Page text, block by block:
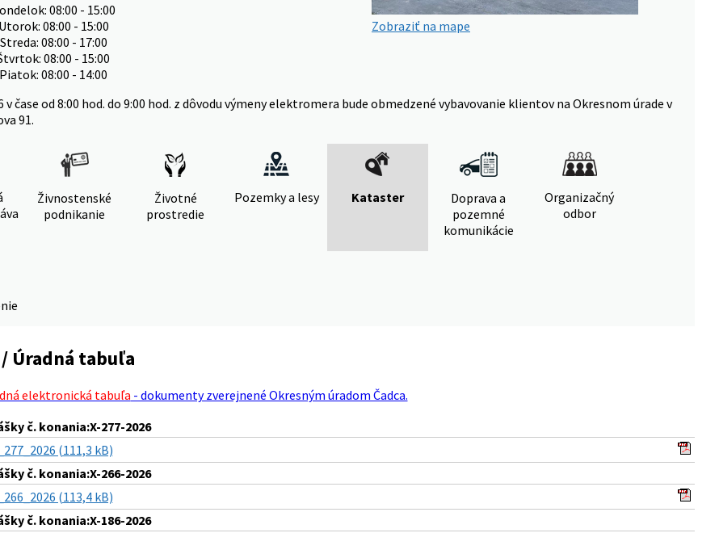
08:00 - 15:00
Utorok: 08:00 - 15:00
Streda: 08:00 - 17:00
08:00 - 15:00
Piatok: 08:00 - 14:00
Zobraziť na mape
v čase od 8:00 hod. do 9:00 hod. z dôvodu výmeny elektromera bude obmedzené vybavovanie klientov na Okresnom úrade v
91.
Živnostenské
podnikanie
Životné
prostredie
Pozemky a lesy Kataster
Doprava a
pozemné
komunikácie
Organizačný
odbor
Úradná tabuľa
elektronická tabuľa - dokumenty zverejnené Okresným úradom Čadca.
č. konania:X-277-2026
(111,3 kB)
č. konania:X-266-2026
(113,4 kB)
č. konania:X-186-2026